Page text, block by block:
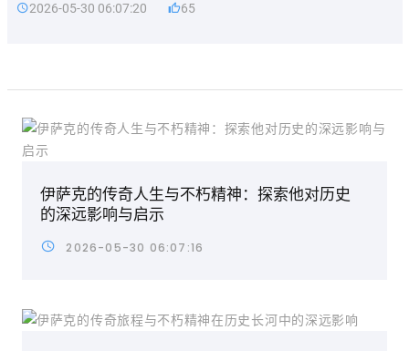
2026-05-30 06:07:20 65
伊萨克的传奇人生与不朽精神：探索他对历史
的深远影响与启示
2026-05-30 06:07:16